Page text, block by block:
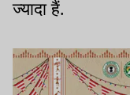
ज्यादा हैं.